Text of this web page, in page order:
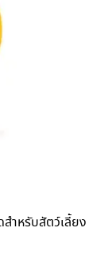
ำหรับสัตว์เลี้ยง